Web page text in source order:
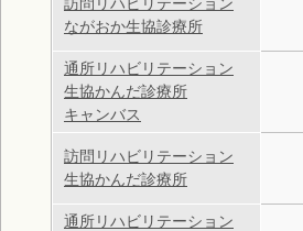
ながおか生協診療所
通所リハビリテーション
生協かんだ診療所
キャンバス
訪問リハビリテーション
生協かんだ診療所
通所リハビリテーション